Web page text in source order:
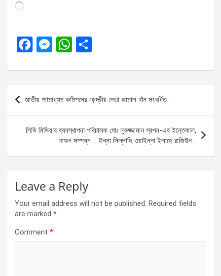
Loading…
F
ce
b
o
o
k
M
se
g
er
W
at
s
A
p
p
ar
e
Post
navigation
জাতীয় গণমাধ্যম কমিশনের কেন্দ্রীয় নেতা কামাল খাঁন সংবর্ধিত…
সিডি মিডিয়ার ব্যবস্থাপনা পরিচালক মোঃ নুরুজ্জামান স্বপন-এর ইন্তেকাল,
দাফন সম্পন্ন…. ইন্না লিল্লাহি ওয়াইন্না ইলাহে রাজিউন…
Leave a Reply
Your email address will not be published. Required fields
are marked *
Comment *